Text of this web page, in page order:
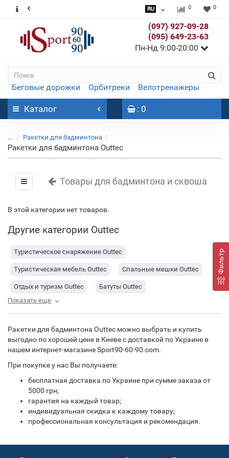
0 0
(097) 927-09-28
(095) 649-23-63
Пн-Нд 9:00-20:00
Беговые дорожки Орбитреки Велотренажеры
Каталог : 0
... Ракетки для бадминтона
Ракетки для бадминтона Outtec
Товары для бадминтона и сквоша
Фильтр
В этой категории нет товаров.
Другие категории Outtec
Туристическое снаряжение Outtec
Туристическая мебель Outtec Спальные мешки Outtec
Отдых и туризм Outtec Батуты Outtec
Садово-парковое оборудование Outtec
Детские площадки, горки, качели Outtec
Фитнес и аэробика Outtec
Показать еще
Ракетки для бадминтона Outtec можно выбрать и купить
выгодно по хорошей цене в Киеве с доставкой по Украине в
нашем интернет-магазине Sport90-60-90.com.
При покупке у нас Вы получаете:
бесплатная доставка по Украине при сумме заказа от
5000 грн;
гарантия на каждый товар;
индивидуальная скидка к каждому товару;
профессиональная консультация и рекомендация.